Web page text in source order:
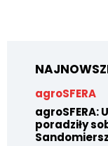
agroSFERA
agroSFERA:
poradziły